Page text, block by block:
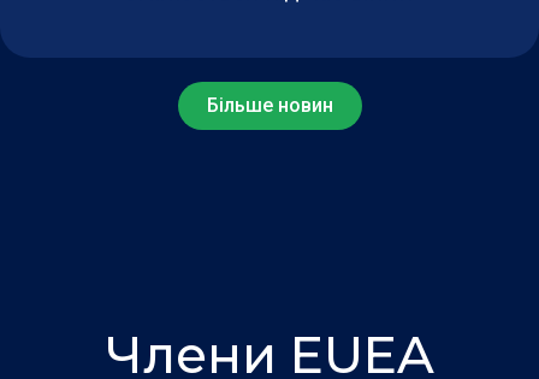
Більше новин
Члени EUEA